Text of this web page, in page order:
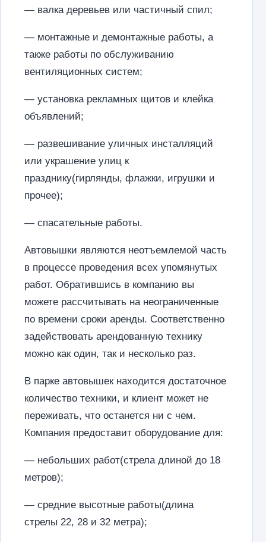
— валка деревьев или частичный спил;
— монтажные и демонтажные работы, а
также работы по обслуживанию
вентиляционных систем;
— установка рекламных щитов и клейка
объявлений;
— развешивание уличных инсталляций
или украшение улиц к
празднику(гирлянды, флажки, игрушки и
прочее);
— спасательные работы.
Автовышки являются неотъемлемой часть
в процессе проведения всех упомянутых
работ. Обратившись в компанию вы
можете рассчитывать на неограниченные
по времени сроки аренды. Соответственно
задействовать арендованную технику
можно как один, так и несколько раз.
В парке автовышек находится достаточное
количество техники, и клиент может не
переживать, что останется ни с чем.
Компания предоставит оборудование для:
— небольших работ(стрела длиной до 18
метров);
— средние высотные работы(длина
стрелы 22, 28 и 32 метра);